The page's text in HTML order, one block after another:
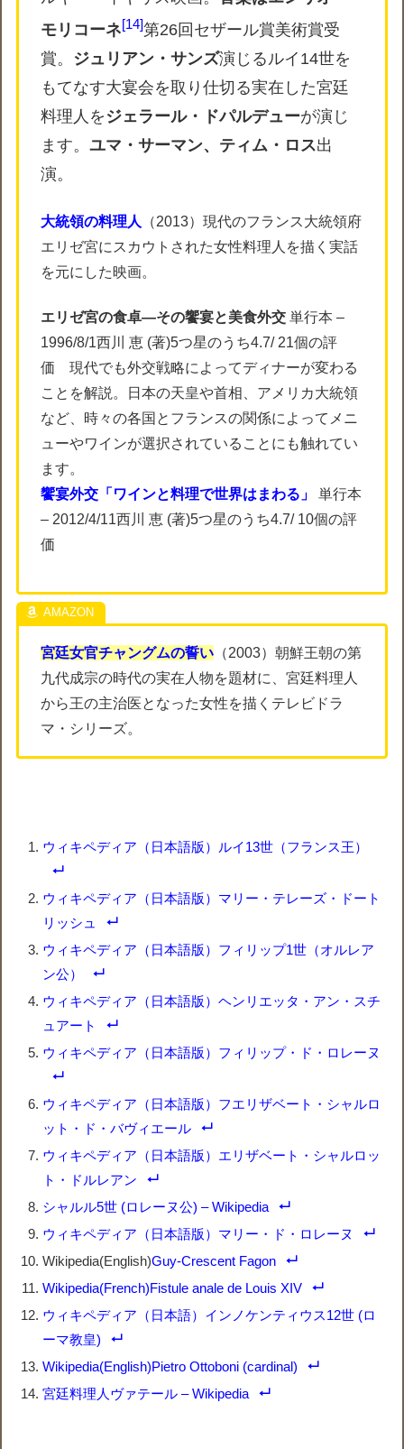
モリコーネ 14 第26回セザール賞美術賞受
賞。 ジュリアン・サンズ演じるルイ14世を
もてなす大宴会を取り仕切る実在した宮廷
料理人を ジェラール・ドパルデューが演じ
ます。ユマ・サーマン、ティム・ロス出
演。
大統領の料理人
（2013）現代のフランス大統領府
エリゼ宮にスカウトされた女性料理人を描く実話
を元にした映画。
エリゼ宮の食卓―その饗宴と美食外交 単行本 –
1996/8/1西川 恵 (著)5つ星のうち4.7/ 21個の評
価 現代でも外交戦略によってディナーが変わる
ことを解説。日本の天皇や首相、アメリカ大統領
など、時々の各国とフランスの関係によってメニ
ューやワインが選択されていることにも触れてい
ます。
饗宴外交「ワインと料理で世界はまわる」
単行本
– 2012/4/11西川 恵 (著)5つ星のうち4.7/ 10個の評
価
宮廷女官チャングムの誓い （2003）朝鮮王朝の第
九代成宗の時代の実在人物を題材に、宮廷料理人
から王の主治医となった女性を描くテレビドラ
マ・シリーズ。
ウィキペディア（日本語版）ルイ13世（フランス王）
ウィキペディア（日本語版）マリー・テレーズ・ドート
リッシュ
ウィキペディア（日本語版）フィリップ1世（オルレア
ン公）
ウィキペディア（日本語版）ヘンリエッタ・アン・スチ
ュアート
ウィキペディア（日本語版）フィリップ・ド・ロレーヌ
ウィキペディア（日本語版）フエリザベート・シャルロ
ット・ド・バヴィエール
ウィキペディア（日本語版）エリザベート・シャルロッ
ト・ドルレアン
シャルル5世 (ロレーヌ公) – Wikipedia
ウィキペディア（日本語版）マリー・ド・ロレーヌ
Wikipedia(English)Guy-Crescent Fagon
Wikipedia(French)Fistule anale de Louis XIV
ウィキペディア（日本語）インノケンティウス12世 (ロ
ーマ教皇)
Wikipedia(English)Pietro Ottoboni (cardinal)
宮廷料理人ヴァテール – Wikipedia